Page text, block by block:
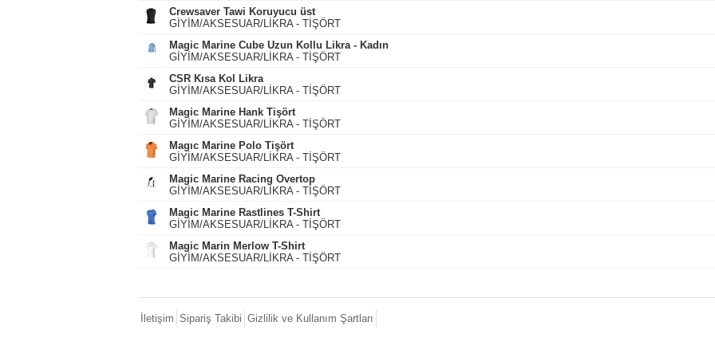
Crewsaver Tawi Koruyucu üst
GİYİM/AKSESUAR/LİKRA - TİŞÖRT
Magic Marine Cube Uzun Kollu Likra - Kadın
GİYİM/AKSESUAR/LİKRA - TİŞÖRT
CSR Kısa Kol Likra
GİYİM/AKSESUAR/LİKRA - TİŞÖRT
Magic Marine Hank Tişört
GİYİM/AKSESUAR/LİKRA - TİŞÖRT
Magıc Marine Polo Tişört
GİYİM/AKSESUAR/LİKRA - TİŞÖRT
Magic Marine Racing Overtop
GİYİM/AKSESUAR/LİKRA - TİŞÖRT
Magic Marine Rastlines T-Shirt
GİYİM/AKSESUAR/LİKRA - TİŞÖRT
Magic Marin Merlow T-Shirt
GİYİM/AKSESUAR/LİKRA - TİŞÖRT
İletişim Sipariş Takibi Gizlilik ve Kullanım Şartları